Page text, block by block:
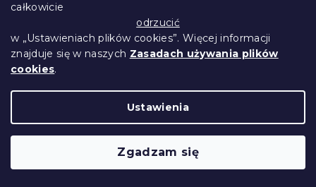
całkowicie
odrzucić
w „Ustawieniach plików cookies”. Więcej informacji
znajduje się w naszych Zasadach używania plików
cookies.
Ustawienia
Zgadzam się
Często zadawane pytania
Czym różni się płyn do płukania od perfum do prania?
Płyn do płukania tkanin ma za zadanie przede wszystkim
zmiękczyć materiał, natomiastperfumy do prania
długotrwałego zapachu.
Gdzie wlewa się perfumy do prania?